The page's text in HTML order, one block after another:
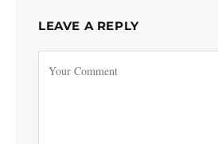
LEAVE A REPLY